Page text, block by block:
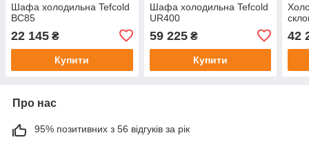
Шафа холодильна Tefcold
BC85
22 145 ₴
Купити
Шафа холодильна Tefcold
UR400
59 225₴
Купити
42
Про нас
95% позитивних з 56 відгуків за рік